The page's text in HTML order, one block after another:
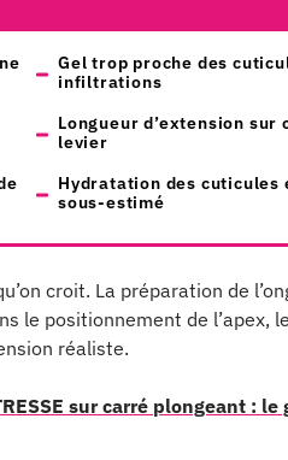
Gel trop proche des
infiltrations
Longueur d’extension sur
levier
Hydratation des cuticules
sous-estimé
croit. La préparation de
le positionnement de l’apex,
réaliste.
sur carré plongeant :